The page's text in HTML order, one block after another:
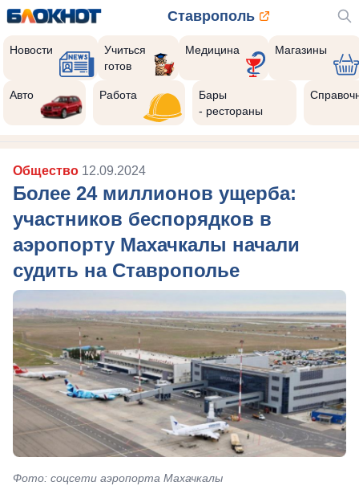
Ставрополь
Новости
Учиться
готов
Медицина Магазины
Авто Работа
Бары
- рестораны
Общество 12.09.2024
Более 24 миллионов ущерба:
участников беспорядков в
аэропорту Махачкалы начали
судить на Ставрополье
Фото: соцсети аэропорта Махачкалы